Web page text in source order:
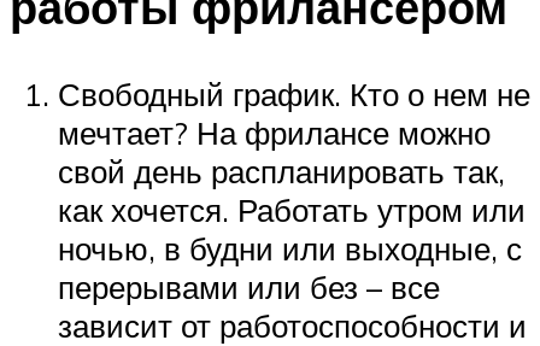
Свободный график. Кто о нем не
мечтает? На фрилансе можно
свой день распланировать так,
как хочется. Работать утром или
ночью, в будни или выходные, с
перерывами или без – все
зависит от работоспособности и